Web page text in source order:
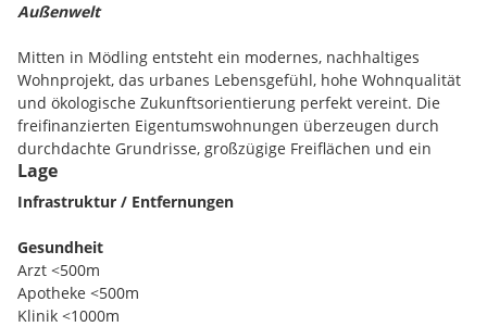
Außenwelt
Mitten in Mödling entsteht ein modernes, nachhaltiges
Wohnprojekt, das urbanes Lebensgefühl, hohe Wohnqualität
und ökologische Zukunftsorientierung perfekt vereint. Die
freifinanzierten Eigentumswohnungen überzeugen durch
durchdachte Grundrisse, großzügige Freiflächen und ein
zukunftsweisendes Energiekonzept.
EIGENGRUND - KEINE PACHT
Die voraussichtliche Fertigstellung ist für
2027geplant.
Lage
Infrastruktur / Entfernungen
Gesundheit
Arzt <500m
Apotheke <500m
Klinik <1000m